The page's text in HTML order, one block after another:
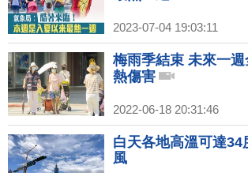
2023-07-04 19:03:11
梅雨季結束 未來一
熱傷害
2022-06-18 20:31:46
白天各地高溫可達34
風